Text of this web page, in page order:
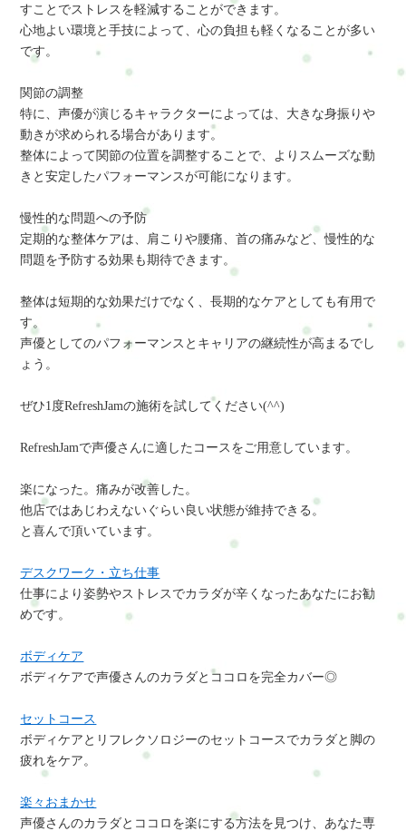
すことでストレスを軽減することができます。
心地よい環境と手技によって、心の負担も軽くなることが多い
です。
関節の調整
特に、声優が演じるキャラクターによっては、大きな身振りや
動きが求められる場合があります。
整体によって関節の位置を調整することで、よりスムーズな動
きと安定したパフォーマンスが可能になります。
慢性的な問題への予防
定期的な整体ケアは、肩こりや腰痛、首の痛みなど、慢性的な
問題を予防する効果も期待できます。
整体は短期的な効果だけでなく、長期的なケアとしても有用で
す。
声優としてのパフォーマンスとキャリアの継続性が高まるでし
ょう。
ぜひ1度RefreshJamの施術を試してください(^^)
RefreshJamで声優さんに適したコースをご用意しています。
楽になった。痛みが改善した。
他店ではあじわえないぐらい良い状態が維持できる。
と喜んで頂いています。
デスクワーク・立ち仕事
仕事により姿勢やストレスでカラダが辛くなったあなたにお勧
めです。
ボディケア
ボディケアで声優さんのカラダとココロを完全カバー◎
セットコース
ボディケアとリフレクソロジーのセットコースでカラダと脚の
疲れをケア。
楽々おまかせ
声優さんのカラダとココロを楽にする方法を見つけ、あなた専